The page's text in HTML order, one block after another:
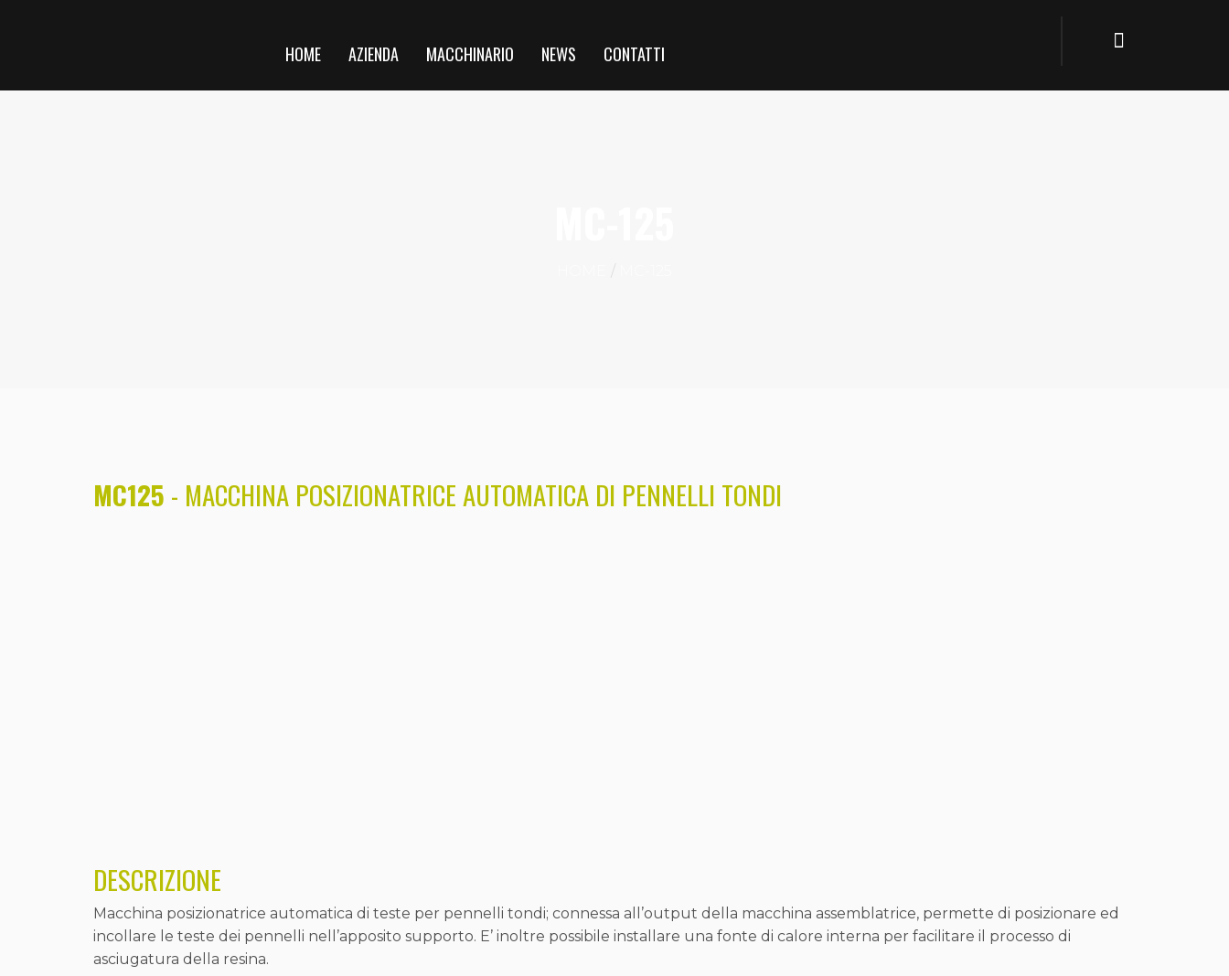
HOME AZIENDA MACCHINARIO NEWS CONTATTI
MC125 - MACCHINA POSIZIONATRICE AUTOMATICA DI PENNELLI TONDI
DESCRIZIONE
Macchina posizionatrice automatica di teste per pennelli tondi; connessa all’output della macchina assemblatrice, permette di posizionare ed
incollare le teste dei pennelli nell’apposito supporto. E’ inoltre possibile installare una fonte di calore interna per facilitare il processo di
asciugatura della resina.